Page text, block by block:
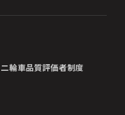
二輪車品質評価者制度